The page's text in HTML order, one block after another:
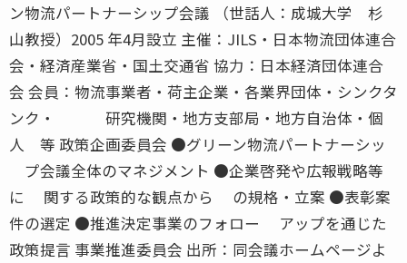
ン物流パートナーシップ会議 （世話人：成城大学 杉
山教授）2005 年4月設立 主催：JILS・日本物流団体連合
会・経済産業省・国土交通省 協力：日本経済団体連合
会 会員：物流事業者・荷主企業・各業界団体・シンクタ
ンク・ 研究機関・地方支部局・地方自治体・個
人 等 政策企画委員会 ●グリーン物流パートナーシッ
プ会議全体のマネジメント ●企業啓発や広報戦略等
に 関する政策的な観点から の規格・立案 ●表彰案
件の選定 ●推進決定事業のフォロー アップを通じた
政策提言 事業推進委員会 出所：同会議ホームページよ